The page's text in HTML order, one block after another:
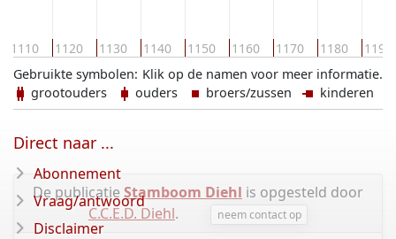
1110 1120 1130 1140 1150 1160 1170 1180 1190
Klik op de namen voor meer informatie.
Gebruikte symbolen:
grootouders
ouders broers/zussen kinderen
De publicatie Stamboom Diehl is opgesteld door
C.C.E.D. Diehl. neem contact op
Direct naar ...
Abonnement
Vraag/antwoord
Disclaimer